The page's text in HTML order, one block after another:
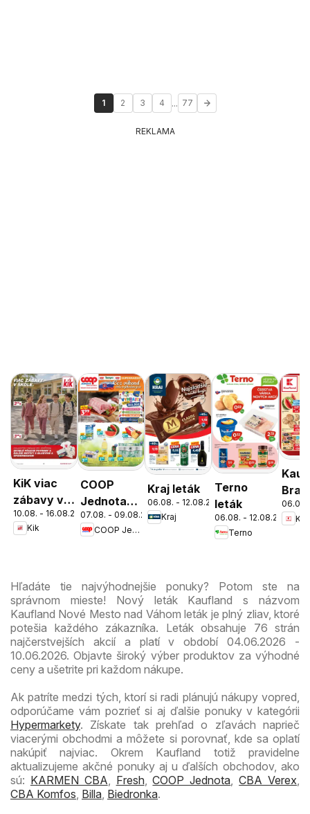
1 2 3 4 ... 77
REKLAMA
KiK viac
zábavy v
škole
10.08. - 16.08.2026
Kik
COOP
Jednota
cez víkend
ešte
07.08. - 09.08.2026
COOP Jednota
Kraj leták
06.08. - 12.08.2026
Kraj
Terno
leták
06.08. - 12.08.2026
Terno
Nové
06.08.
Hľadáte tie najvýhodnejšie ponuky? Potom ste na
správnom mieste! Nový leták Kaufland s názvom
Kaufland Nové Mesto nad Váhom leták je plný zliav, ktoré
potešia každého zákazníka. Leták obsahuje 76 strán
najčerstvejších akcií a platí v období 04.06.2026 -
10.06.2026. Objavte široký výber produktov za výhodné
ceny a ušetrite pri každom nákupe.
Ak patríte medzi tých, ktorí si radi plánujú nákupy vopred,
odporúčame vám pozrieť si aj ďalšie ponuky v kategórii
Hypermarkety. Získate tak prehľad o zľavách naprieč
viacerými obchodmi a môžete si porovnať, kde sa oplatí
nakúpiť najviac. Okrem Kaufland totiž pravidelne
aktualizujeme akčné ponuky aj u ďalších obchodov, ako
sú: KARMEN CBA, Fresh,COOP Jednota,CBA Verex,
CBA Komfos, Billa, Biedronka.